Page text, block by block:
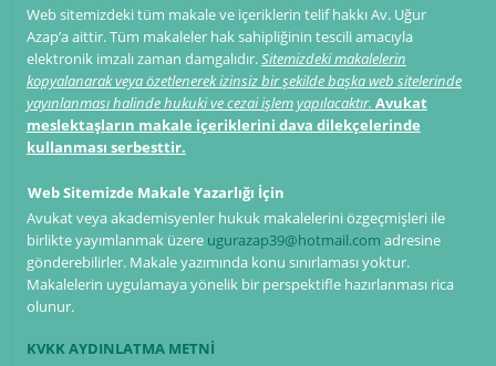
Web sitemizdeki tüm makale ve içeriklerin telif hakkı Av. Uğur
Azap’a aittir. Tüm makaleler hak sahipliğinin tescili amacıyla
elektronik imzalı zaman damgalıdır.Sitemizdeki makalelerin
kopyalanarak veya özetlenerek izinsiz bir şekilde başka web sitelerinde
yayınlanması halinde hukuki ve cezai işlem yapılacaktır. Avukat
meslektaşların makale içeriklerini dava dilekçelerinde
kullanması serbesttir.
Web Sitemizde Makale Yazarlığı İçin
Avukat veya akademisyenler hukuk makalelerini özgeçmişleri ile
birlikte yayımlanmak üzere ugurazap39@hotmail.com adresine
gönderebilirler. Makale yazımında konu sınırlaması yoktur.
Makalelerin uygulamaya yönelik bir perspektifle hazırlanması rica
olunur.
KVKK AYDINLATMA METNİ